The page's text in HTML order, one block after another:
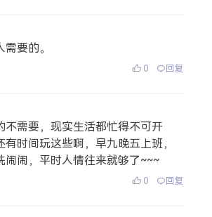
要的。
0 回复
不需要，现实生活都忙得不可开
有时间玩这些啊，早九晚五上班，
闹闹，平时人情往来就够了~~~
0 回复